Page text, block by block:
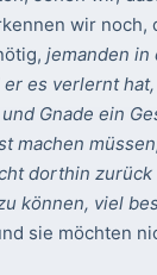
wir noch,
jemanden in
es verlernt
Gnade ein
machen
dorthin
können, viel
sie möchten